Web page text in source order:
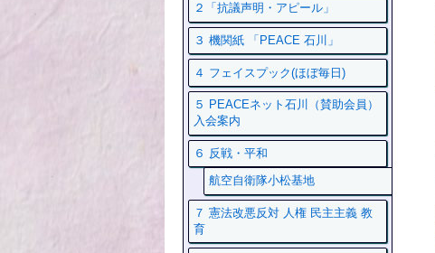
２「抗議声明・アピール」
３ 機関紙 「PEACE 石川」
４ フェイスプック(ほぼ毎日)
５ PEACEネット石川（賛助会員）
入会案内
６ 反戦・平和
航空自衛隊小松基地
７ 憲法改悪反対 人権 民主主義 教
育